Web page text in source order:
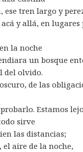
ese tren largo y
acá y allá, en
la noche
un bosque
del olvido.
de las
Estamos
sirve
las distancias;
el aire de la noche,